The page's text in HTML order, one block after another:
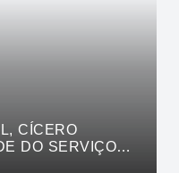
CÍCERO
DO SERVIÇO
O DA